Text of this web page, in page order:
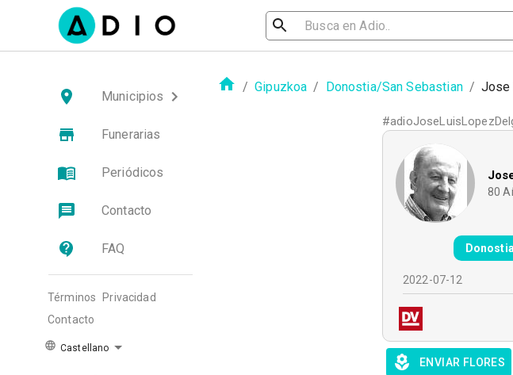
Municipios
Funerarias
Periódicos
Contacto
FAQ
Términos
Privacidad
Contacto
Castellano
/ Gipuzkoa / Donostia/San Sebastian / Jose
#
80
2022-07-12
ENVIAR FLORES